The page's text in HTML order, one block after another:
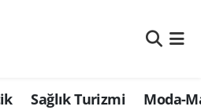
Sağlık Turizmi Moda-